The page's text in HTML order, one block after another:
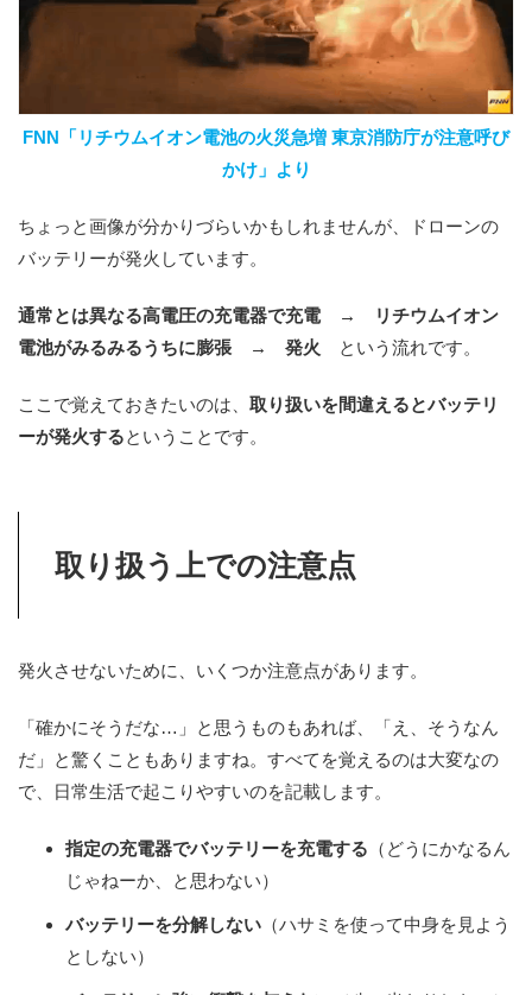
FNN「リチウムイオン電池の火災急増 東京消防庁が注意呼び
かけ」より
ちょっと画像が分かりづらいかもしれませんが、ドローンの
バッテリーが発火しています。
通常とは異なる高電圧の充電器で充電 → リチウムイオン
電池がみるみるうちに膨張 → 発火 という流れです。
ここで覚えておきたいのは、 取り扱いを間違えるとバッテリ
ーが発火するということです。
取り扱う上での注意点
発火させないために、いくつか注意点があります。
「確かにそうだな…」と思うものもあれば、「え、そうなん
だ」と驚くこともありますね。すべてを覚えるのは大変なの
で、日常生活で起こりやすいのを記載します。
指定の充電器でバッテリーを充電する （どうにかなるん
じゃねーか、と思わない）
バッテリーを分解しない （ハサミを使って中身を見よう
としない）